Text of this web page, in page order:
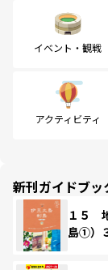
イベント・観戦
アクティビティ
新刊ガイドブッ
１５
島①）